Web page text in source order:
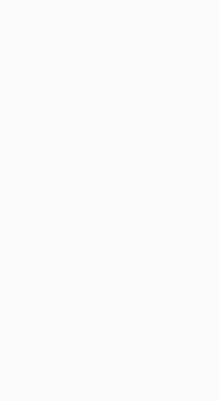
স্টার্লিং সাবমেশিনগানসহ
গ্রেপ্তার, ৩৪ রাউন্ড গুলি